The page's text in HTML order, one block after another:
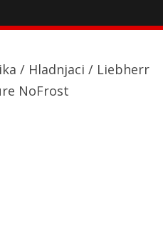
/ Hladnjaci / Liebherr
NoFrost